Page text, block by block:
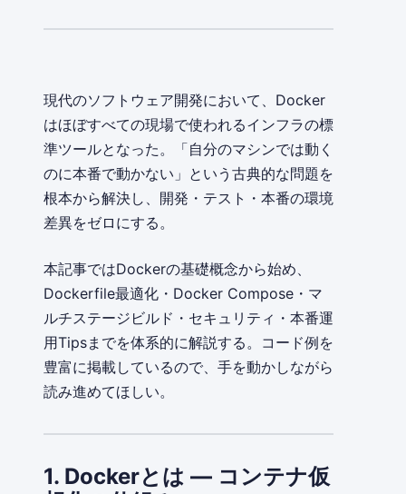
現代のソフトウェア開発において、Docker
はほぼすべての現場で使われるインフラの標
準ツールとなった。「自分のマシンでは動く
のに本番で動かない」という古典的な問題を
根本から解決し、開発・テスト・本番の環境
差異をゼロにする。
本記事ではDockerの基礎概念から始め、
Dockerfile最適化・Docker Compose・マ
ルチステージビルド・セキュリティ・本番運
用Tipsまでを体系的に解説する。コード例を
豊富に掲載しているので、手を動かしながら
読み進めてほしい。
1. Dockerとは — コンテナ仮